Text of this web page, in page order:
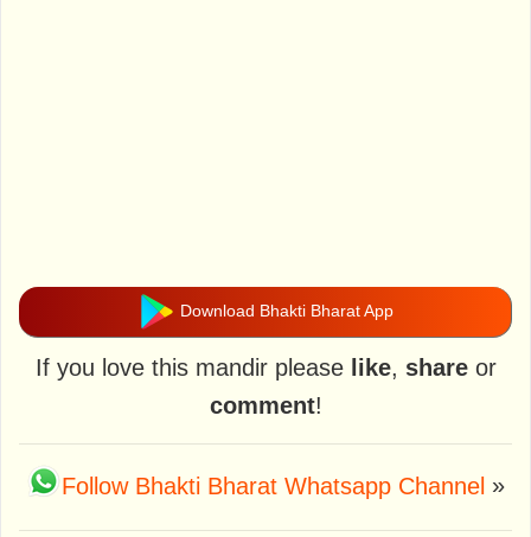
Download Bhakti Bharat App
If you love this mandir please like, shareor
comment!
Follow Bhakti Bharat Whatsapp Channel »